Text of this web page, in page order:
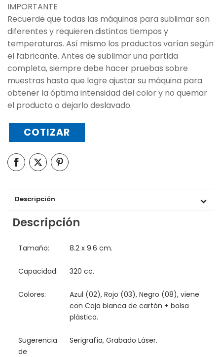
IMPORTANTE
Recuerde que todas las máquinas para sublimar son
diferentes y requieren distintos tiempos y
temperaturas. Así mismo los productos varían según
el fabricante. Antes de sublimar una partida
completa, siempre debe hacer pruebas sobre
muestras hasta que logre ajustar su máquina para
obtener la óptima intensidad del color y no quemar
el producto o dejarlo deslavado.
COTIZAR
Descripción
Descripción
Tamaño: 8.2 x 9.6 cm.
Capacidad: 320 cc.
Colores:
Azul (02), Rojo (03), Negro (08), viene
con Caja blanca de cartón + bolsa
plástica.
Sugerencia
de
Serigrafía, Grabado Láser.